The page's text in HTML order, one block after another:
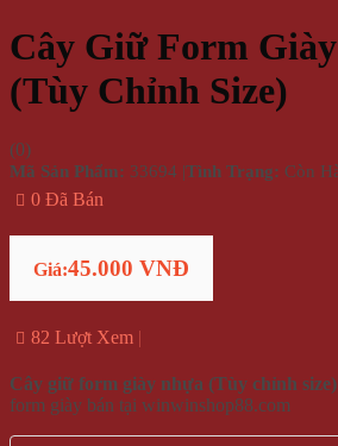
Cây Giữ Form
(Tùy Chỉnh Size)
(0)
Mã Sản Phẩm: 33694 |Tình Trạng: Còn
0 Đã Bán
Giá:45.000 VNĐ
82 Lượt Xem
Cây giữ form giày nhựa (Tùy chỉnh size)
form giày bán tại winwinshop88.com